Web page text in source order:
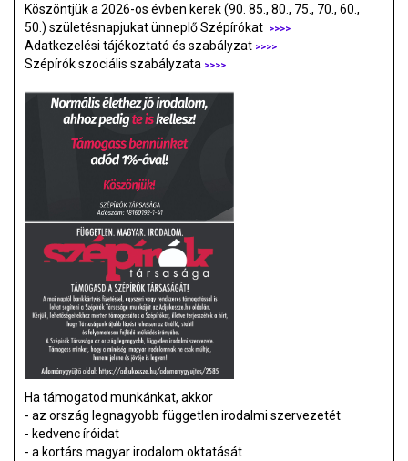
Köszöntjük a 2026-os évben kerek (90. 85., 80., 75., 70., 60.,
50.) születésnapjukat ünneplő Szépírókat
>>>>
Adatkezelési tájékoztató és szabályzat >>>>
Szépírók szociális szabályzata >>>>
Ha támogatod munkánkat, akkor
- az ország legnagyobb független irodalmi szervezetét
- kedvenc íróidat
- a kortárs magyar irodalom oktatását